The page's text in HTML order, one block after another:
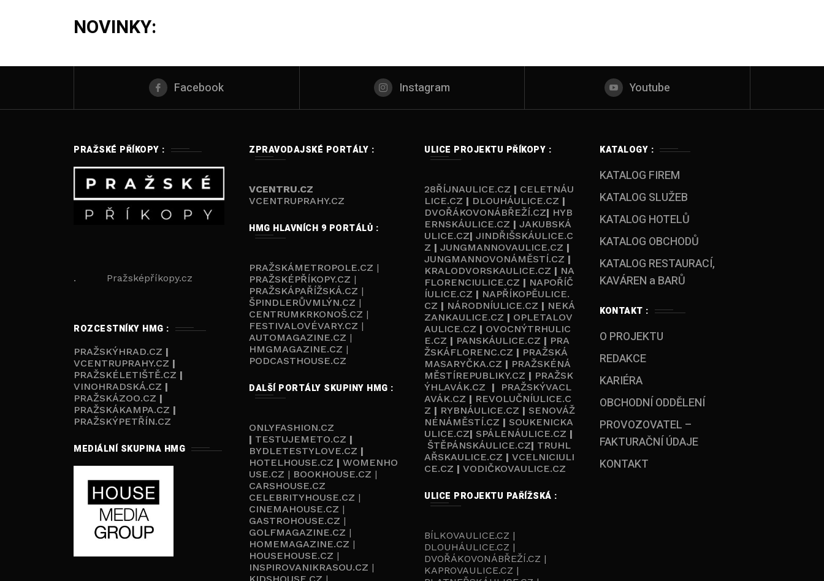
NOVINKY:
Facebook Instagram Youtube
PRAŽSKÉ PŘÍKOPY :
. Pražsképříkopy.cz
ROZCESTNÍKY HMG :
PRAŽSKÝHRAD.CZ |
VCENTRUPRAHY.CZ |
PRAŽSKÉLETIŠTĚ.CZ |
VINOHRADSKÁ.CZ |
PRAŽSKÁZOO.CZ |
PRAŽSKÁKAMPA.CZ |
PRAŽSKÝPETŘÍN.CZ
MEDIÁLNÍ SKUPINA HMG
ZPRAVODAJSKÉ PORTÁLY :
VCENTRU.CZ
VCENTRUPRAHY.CZ
HMG HLAVNÍCH 9 PORTÁLŮ :
PRAŽSKÁMETROPOLE.CZ |
PRAŽSKÉPŘÍKOPY.CZ |
PRAŽSKÁPAŘÍŽSKÁ.CZ |
ŠPINDLERŮVMLÝN.CZ |
CENTRUMKRKONOŠ.CZ |
FESTIVALOVÉVARY.CZ |
AUTOMAGAZINE.CZ |
HMGMAGAZINE.CZ |
PODCASTHOUSE.CZ
DALŠÍ PORTÁLY SKUPINY HMG :
ONLYFASHION.CZ
| TESTUJEMETO.CZ |
BYDLETESTYLOVE.CZ |
HOTELHOUSE.CZ | WOMENHO
USE.CZ | BOOKHOUSE.CZ |
CARSHOUSE.CZ
CELEBRITYHOUSE.CZ |
CINEMAHOUSE.CZ |
GASTROHOUSE.CZ |
GOLFMAGAZINE.CZ |
HOMEMAGAZINE.CZ |
HOUSEHOUSE.CZ |
INSPIROVANIKRASOU.CZ |
ULICE PROJEKTU PŘÍKOPY :
28ŘÍJNAULICE.CZ | CELETNÁU
LICE.CZ | DLOUHÁULICE.CZ |
DVOŘÁKOVONÁBŘEŽÍ.CZ| HYB
ERNSKÁULICE.CZ | JAKUBSKÁ
ULICE.CZ| JINDŘIŠSKÁULICE.C
Z | JUNGMANNOVAULICE.CZ |
JUNGMANNOVONÁMĚSTÍ.CZ |
KRALODVORSKAULICE.CZ | NA
FLORENCIULICE.CZ | NAPOŘÍČ
ÍULICE.CZ | NAPŘÍKOPĚULICE.
CZ | NÁRODNÍULICE.CZ | NEKÁ
ZANKAULICE.CZ | OPLETALOV
AULICE.CZ | OVOCNÝTRHULIC
E.CZ | PANSKÁULICE.CZ | PRA
ŽSKÁFLORENC.CZ | PRAŽSKÁ
MASARYČKA.CZ | PRAŽSKÉNÁ
MĚSTÍREPUBLIKY.CZ | PRAŽSK
ÝHLAVÁK.CZ
|
PRAŽSKÝVACL
AVÁK.CZ | REVOLUČNÍULICE.C
Z | RYBNÁULICE.CZ | SENOVÁŽ
NÉNÁMĚSTÍ.CZ | SOUKENICKA
ULICE.CZ| SPÁLENÁULICE.CZ |
ŠTĚPÁNSKÁULICE.CZ| TRUHL
AŘSKAULICE.CZ | VCELNICIULI
CE.CZ | VODIČKOVAULICE.CZ
ULICE PROJEKTU PAŘÍŽSKÁ :
BÍLKOVAULICE.CZ |
DLOUHÁULICE.CZ |
DVOŘÁKOVONÁBŘEŽÍ.CZ |
KAPROVAULICE.CZ |
KATALOGY :
KATALOG FIREM
KATALOG SLUŽEB
KATALOG HOTELŮ
KATALOG OBCHODŮ
KATALOG RESTAURACÍ,
KAVÁREN a BARŮ
KONTAKT :
O PROJEKTU
REDAKCE
KARIÉRA
OBCHODNÍ ODDĚLENÍ
PROVOZOVATEL –
FAKTURAČNÍ ÚDAJE
KONTAKT